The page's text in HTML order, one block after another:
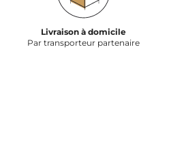
Livraison à domicile
Par transporteur partenaire